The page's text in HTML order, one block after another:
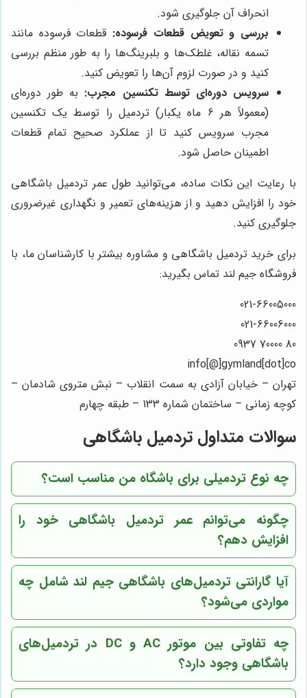
انحراف آن جلوگیری شود.
بررسی و تعویض قطعات فرسوده: قطعات فرسوده مانند
تسمه نقاله، غلطک‌ها و بلبرینگ‌ها را به طور منظم بررسی
کنید و در صورت لزوم آن‌ها را تعویض کنید.
سرویس دوره‌ای توسط تکنسین مجرب: به طور دوره‌ای
(معمولاً هر 6 ماه یکبار) تردمیل را توسط یک تکنسین
مجرب سرویس کنید تا از عملکرد صحیح تمام قطعات
اطمینان حاصل شود.
با رعایت این نکات ساده، می‌توانید طول عمر تردمیل باشگاهی
خود را افزایش دهید و از هزینه‌های تعمیر و نگهداری غیرضروری
جلوگیری کنید.
برای خرید تردمیل باشگاهی و مشاوره بیشتر با کارشناسان ما، با
فروشگاه جیم لند تماس بگیرید:
021-66005000
021-66006000
80 70000 0937
info[@]gymland[dot]co
تهران – خیابان آزادی به سمت انقلاب – نبش متروی شادمان –
کوچه زمانی – ساختمان شماره 133 – طبقه چهارم
سوالات متداول تردمیل باشگاهی
چه نوع تردمیلی برای باشگاه من مناسب است؟
چگونه می‌توانم عمر تردمیل باشگاهی خود را
افزایش دهم؟
آیا گارانتی تردمیل‌های باشگاهیجیم لندشامل چه
مواردی می‌شود؟
چه تفاوتی بین موتور AC و DC در تردمیل‌های
باشگاهی وجود دارد؟